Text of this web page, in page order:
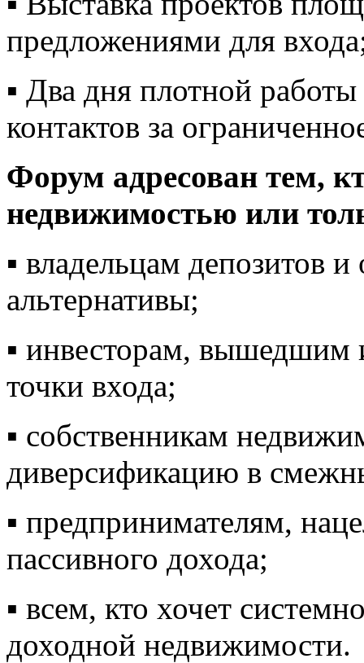
предложениями для
▪️ Два дня плотной
контактов за
Форум адресован тем,
недвижимостью или
▪️ владельцам депозитов
альтернативы;
▪️ инвесторам,
точки входа;
▪️ собственникам
диверсификацию в
▪️ предпринимателям,
пассивного дохода;
▪️ всем, кто хочет
доходной недвижимости.